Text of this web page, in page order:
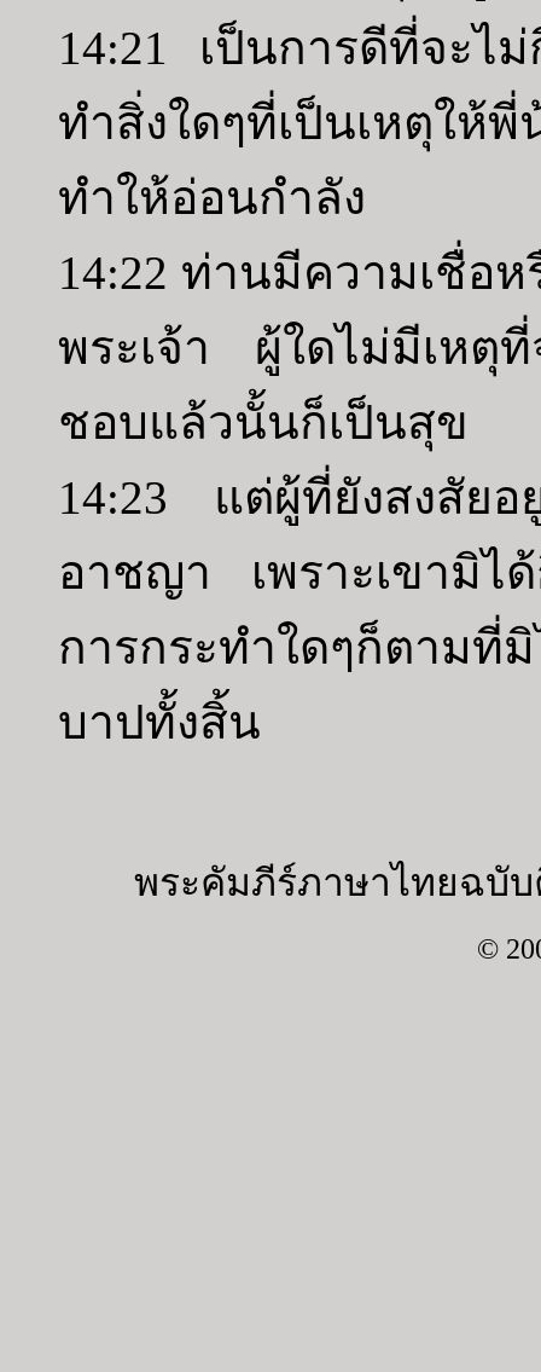
14:21 เป็นการดีที่จะไ
ทำสิ่งใดๆที่เป็นเหตุใ
ทำให้อ่อนกำลัง
14:22 ท่านมีความเชื่อ
พระเจ้า ผู้ใดไม่มีเหตุที่
ชอบแล้วนั้นก็เป็นสุข
14:23 แต่ผู้ที่ยังสงสัย
อาชญา เพราะเขามิไ
การกระทำใดๆก็ตามที่
บาปทั้งสิ้น
พระคัมภีร์ภาษาไทยฉบับ
©